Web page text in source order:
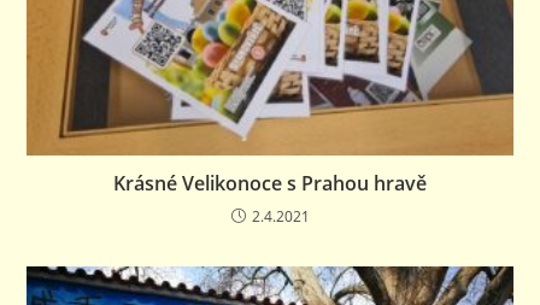
Krásné Velikonoce s Prahou hravě
2.4.2021